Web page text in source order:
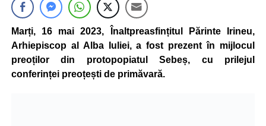
Marți, 16 mai 2023, Înaltpreasfințitul Părinte Irineu,
Arhiepiscop al Alba Iuliei, a fost prezent în mijlocul
preoților din protopopiatul Sebeș, cu prilejul
conferinței preoțești de primăvară.